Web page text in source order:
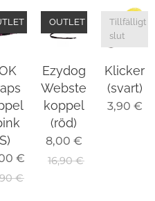
€
€
Ezydog
Webster
koppel
(röd)
OUTLET
8,00 €
16,90€
Klicker
(svart)
Tillfälligt
slut
3,90 €